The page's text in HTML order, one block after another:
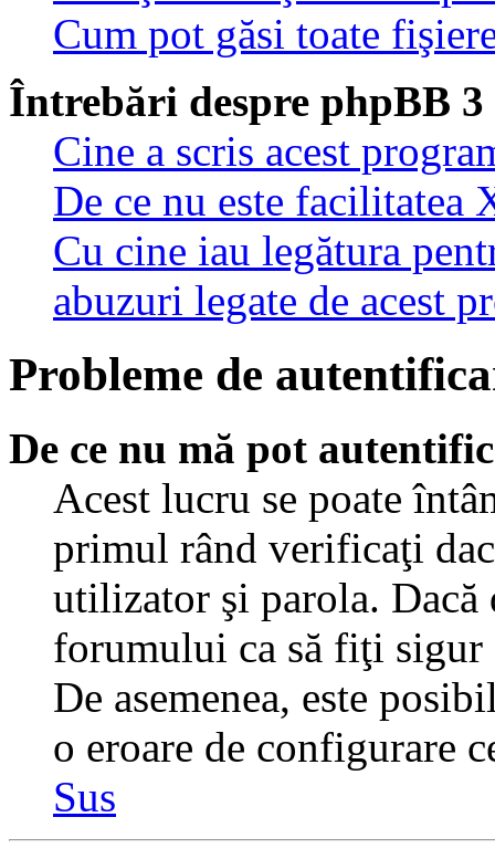
Cum pot găsi toate
Întrebări despre phpBB 3
Cine a scris acest
De ce nu este facilitatea
Cu cine iau legătura
abuzuri legate de acest
Probleme de
De ce nu mă pot
Acest lucru se poate
primul rând verificaţi
utilizator şi parola. Dacă
forumului ca să fiţi
De asemenea, este
o eroare de configurare
Sus